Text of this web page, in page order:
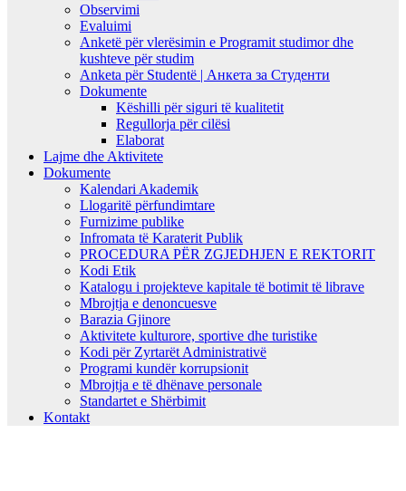
Observimi
Evaluimi
Anketë për vlerësimin e Programit studimor dhe
kushteve për studim
Anketa për Studentë | Анкета за Студенти
Dokumente
Këshilli për siguri të kualitetit
Regullorja për cilësi
Elaborat
Lajme dhe Aktivitete
Dokumente
Kalendari Akademik
Llogaritë përfundimtare
Furnizime publike
Infromata të Karaterit Publik
PROCEDURA PËR ZGJEDHJEN E REKTORIT
Kodi Etik
Katalogu i projekteve kapitale të botimit të librave
Mbrojtja e denoncuesve
Barazia Gjinore
Aktivitete kulturore, sportive dhe turistike
Kodi për Zyrtarët Administrativë
Programi kundër korrupsionit
Mbrojtja e të dhënave personale
Standartet e Shërbimit
Kontakt